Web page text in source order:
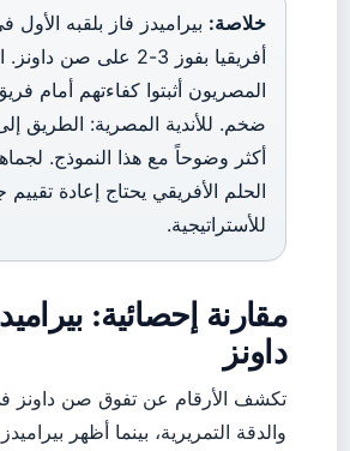
خلاصة:بيراميدز فاز بلقبه الأول
أفريقيا بفوز 3-2 على صن
المصريون أثبتوا كفاءتهم أمام
ضخم. للأندية المصرية: الطريق
أكثر وضوحاً مع هذا النموذج.
الحلم الأفريقي يحتاج إعادة تقييم
للأستراتيجية.
مقارنة إحصائية:
داونز
تكشف الأرقام عن تفوق صن داونز في
والدقة التمريرية، بينما أظهر